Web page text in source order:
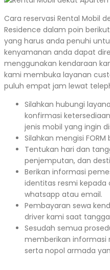
Cara reservasi Rental Mobil
Residence dalam poin
yang harus anda penuhi
kenyamanan anda dapat
menggunakan kendaraan
kami membuka layanan
puluh empat jam lewat
Silahkan hubungi
konfirmasi
jenis mobil yang ingin
Silahkan mengisi FORM
Tentukan hari dan
penjemputan, dan
Berikan informasi
identitas resmi
whatsapp atau email.
Pembayaran sewa
driver kami saat
Sesudah semua
memberikan informasi
serta nopol armada